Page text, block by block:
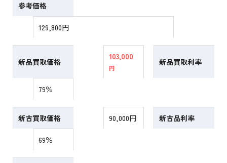
参考価格
129,800円
新品買取価格
103,000
円
新品買取利率
79％
新古買取価格 90,000円 新古品利率
69％